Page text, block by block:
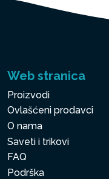
Web stranica
Proizvodi
Ovlašćeni prodavci
O nama
Saveti i trikovi
FAQ
Podrška